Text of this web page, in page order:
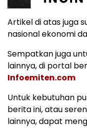
Artikel di atas juga
nasional ekonomi
Sempatkan juga
lainnya, di portal
Infoemiten.com
Untuk kebutuhan
berita ini, atau
lainnya, dapat